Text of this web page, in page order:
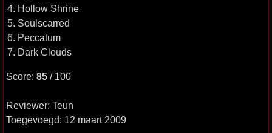
4. Hollow Shrine
5. Soulscarred
6. Peccatum
7. Dark Clouds
Score: 85 / 100
Reviewer: Teun
Toegevoegd: 12 maart 2009